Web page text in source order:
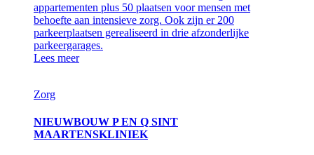
appartementen plus 50 plaatsen voor mensen met
behoefte aan intensieve zorg. Ook zijn er 200
parkeerplaatsen gerealiseerd in drie afzonderlijke
parkeergarages.
Lees meer
Zorg
NIEUWBOUW P EN Q SINT
MAARTENSKLINIEK